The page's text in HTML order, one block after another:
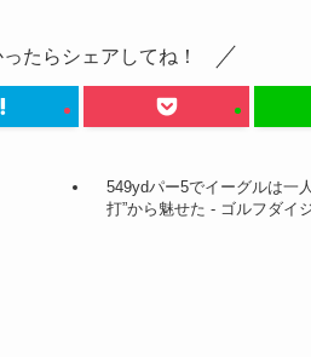
ったらシェアしてね！
549ydパー5でイーグルは一
打”から魅せた - ゴルフダイ